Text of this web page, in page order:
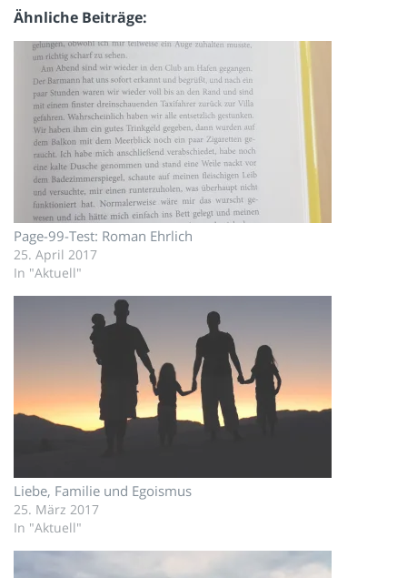
Ähnliche Beiträge
Page-99-Test: Roman Ehrlich
25. April 2017
In "Aktuell"
Liebe, Familie und Egoismus
25. März 2017
In "Aktuell"